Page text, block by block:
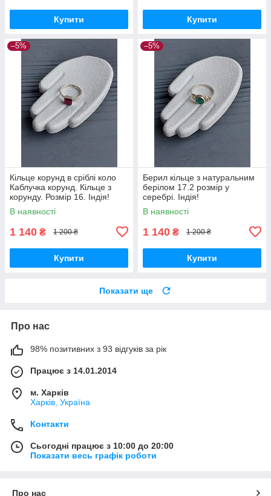
Купити Купити
–5%
Кільце корунд в сріблі коло
Каблучка корунд. Кільце з
корунду. Розмір 16. Індія!
В наявності
1 140 ₴ 1 200 ₴
Купити
–5%
Берил кільце з натуральним
берілом 17.2 розмір у
серебрі. Індія!
В наявності
1 140 ₴ 1 200 ₴
Купити
Показати ще
Про нас
98% позитивних з 93 відгуків за рік
Працює з 14.01.2014
м. Харків
Харків, Україна
Контакти
Сьогодні працює з 10:00 до 20:00
Показати весь графік роботи
Про нас